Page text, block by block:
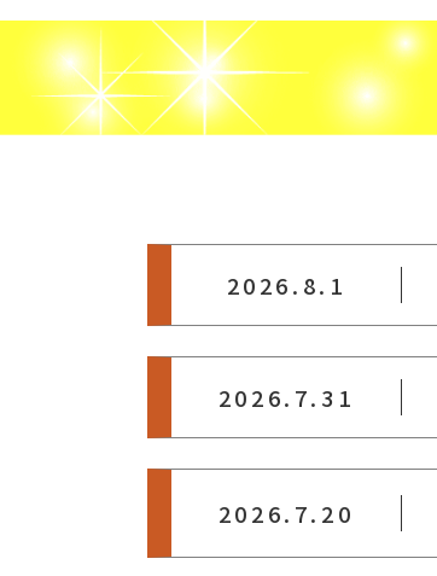
2026.8.1
2026.7.31
2026.7.20